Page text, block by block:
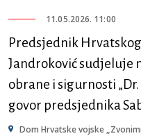
11.05.2026. 11:00
Predsjednik
Jandroković sudjeluje
obrane i sigurnosti
govor predsjednika
Dom Hrvatske vojske